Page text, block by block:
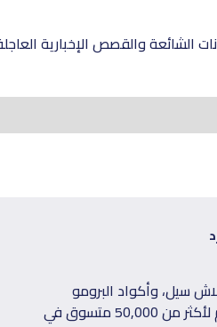
والقصص الإخبارية
سيل، وأكواد البرومو
الحصرية توصلك على بريدك الإلكتروني كل أسبوع، انضم لأكثر من 50,000 متسوق في